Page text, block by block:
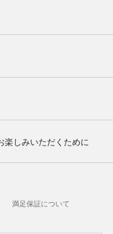
楽しみいただくために
満足保証について